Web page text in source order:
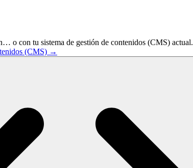
o con tu sistema de gestión de contenidos (CMS) actual.
(CMS) →